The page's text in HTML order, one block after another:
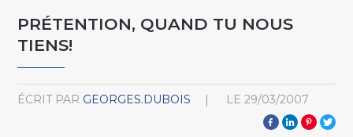
PRÉTENTION, QUAND TU NOUS
TIENS!
ÉCRIT PAR GEORGES.DUBOIS LE 29/03/2007